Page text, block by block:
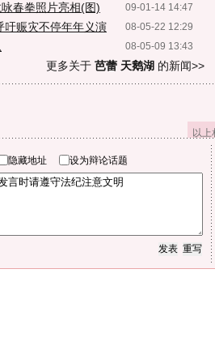
09-01-14 14:47
春拳照片亮相(图)
08-05-22 12:29
吁赈灾不停年年义演
08-05-09 13:43
更多关于 芭蕾 天鹅湖 的新闻>>
以
隐藏地址 设为辩论话题